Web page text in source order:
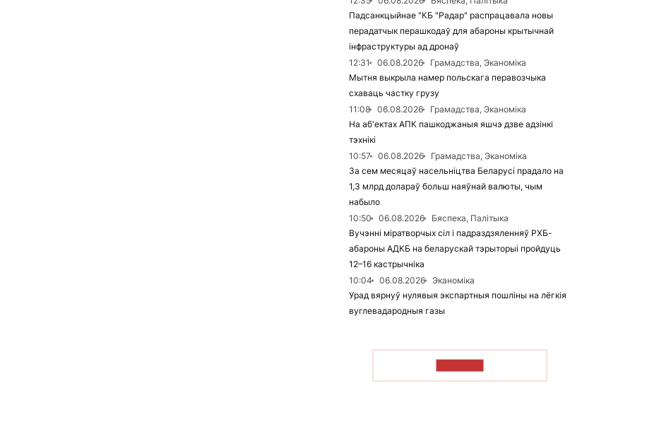
Падсанкцыйнае "КБ "Радар" распрацавала новы
перадатчык перашкодаў для абароны крытычнай
інфраструктуры ад дронаў
12:31
06.08.2026
Грамадства, Эканоміка
Мытня выкрыла намер польскага перавозчыка
схаваць частку грузу
11:08
06.08.2026
Грамадства, Эканоміка
На аб'ектах АПК пашкоджаныя яшчэ дзве адзінкі
тэхнікі
10:57
06.08.2026
Грамадства, Эканоміка
За сем месяцаў насельніцтва Беларусі прадало на
1,3 млрд долараў больш наяўнай валюты, чым
набыло
10:50
06.08.2026
Бяспека, Палітыка
Вучэнні міратворчых сіл і падраздзяленняў РХБ-
абароны АДКБ на беларускай тэрыторыі пройдуць
12–16 кастрычніка
10:04
06.08.2026
Эканоміка
Урад вярнуў нулявыя экспартныя пошліны на лёгкія
вуглевадародныя газы